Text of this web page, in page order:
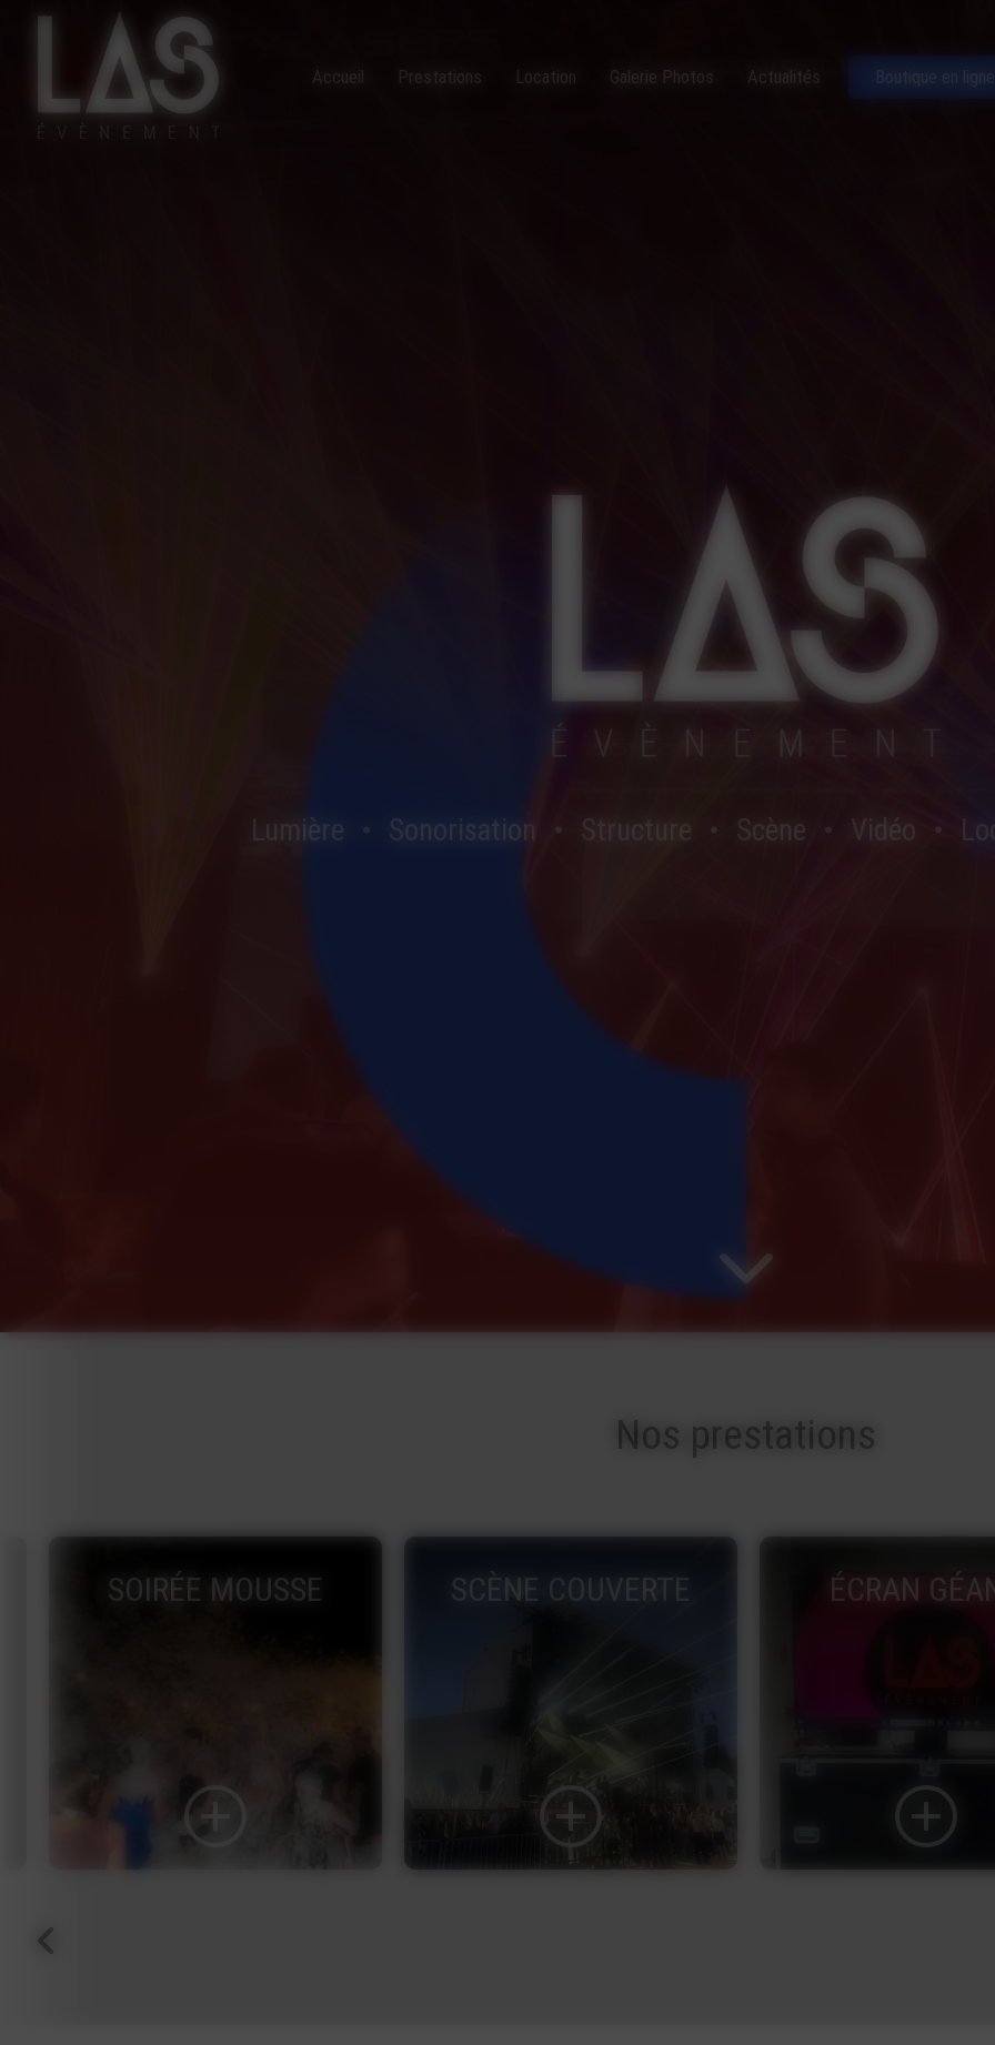
Panneau de gestion des cookies
Accueil Prestations Location Galerie Photos Actualités
Lumière Sonorisation Structure Scène Vidéo
Nos prestations
SCÈNE COUVERTE ÉCRAN GÉANT DÉFILÉ DE